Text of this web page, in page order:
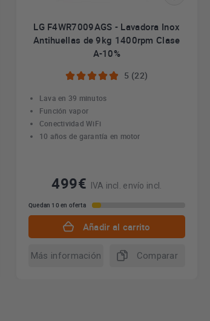
LG F4WR7009AGS - Lavadora Inox
Antihuellas de 9kg 1400rpm Clase
A-10%
5 (22)
Lava en 39 minutos
Función vapor
Conectividad WiFi
10 años de garantía en motor
499€ IVA incl. envío incl.
Quedan 10 en oferta
Añadir al carrito
Más información Comparar